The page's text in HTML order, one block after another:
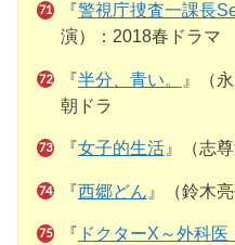
『警視庁捜査一課長
演）：2018春ドラマ
『半分、青い。
』（
朝ドラ
『女子的生活』（志
『西郷どん 』（鈴木
『 ドクターX～外科